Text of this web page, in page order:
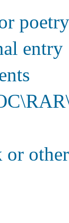
poetry
entry
or